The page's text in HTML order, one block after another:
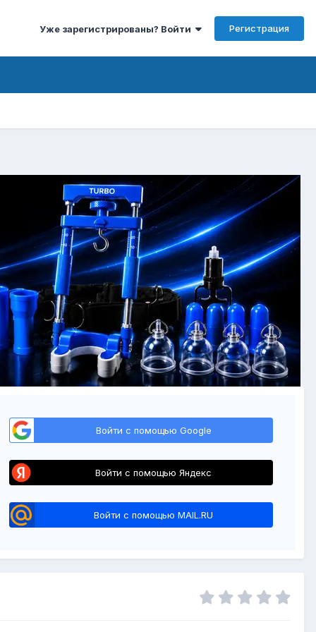
Уже зарегистрированы? Войти Регистрация
Войти с помощью Google
Войти с помощью Яндекс
Войти с помощью MAIL.RU